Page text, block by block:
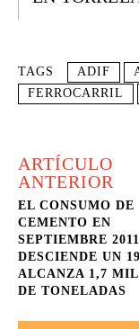
TAGS ADIF
FERROCARRIL
ARTÍCULO
ANTERIOR
EL CONSUMO DE
CEMENTO EN
SEPTIEMBRE 2011
DESCIENDE UN
ALCANZA 1,7
DE TONELADAS